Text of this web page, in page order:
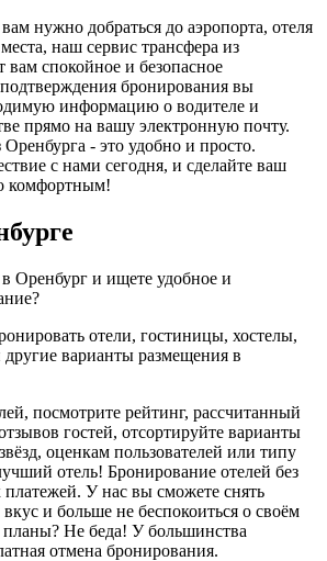
нужно добраться до аэропорта, отеля
наш сервис трансфера из
вам спокойное и безопасное
бронирования вы
информацию о водителе и
прямо на вашу электронную почту.
Оренбурга - это удобно и просто.
с нами сегодня, и сделайте ваш
комфортным!
Оренбург и ищете удобное и
отели, гостиницы, хостелы,
варианты размещения в
посмотрите рейтинг, рассчитанный
гостей, отсортируйте варианты
оценкам пользователей или типу
отель! Бронирование отелей без
У нас вы сможете снять
и больше не беспокоиться о своём
Не беда! У большинства
отмена бронирования.